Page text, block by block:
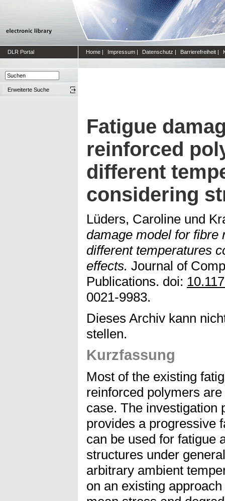
DLR Portal Home | Impressum | Datenschutz | Barrierefreiheit |
Erweiterte Suche
Fatigue
reinforced
different
considering
Lüders, Caroline und
damage model for fibre
different temperatures
effects. Journal of
Publications. doi:
0021-9983.
Dieses Archiv kann
stellen.
Kurzfassung
Most of the existing
reinforced polymers
case. The investigation
provides a progressive
can be used for fatigue
structures under
arbitrary ambient
on an existing